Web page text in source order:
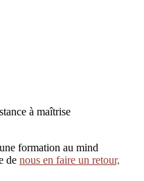
à maîtrise
formation au mind
de nous en faire un retour,